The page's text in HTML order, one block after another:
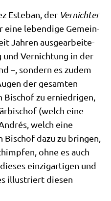
Este­ban, der Ver­nich­ter
eine leben­di­ge Gemein­
Jah­ren aus­ge­ar­bei­te­
und Ver­nich­tung in der
–, son­dern es zudem
der gesam­ten
Bischof zu ernied­ri­gen,
(welch eine
welch eine
Bischof dazu zu brin­gen,
ohne es auch
ein­zig­ar­ti­gen und
illu­striert die­sen